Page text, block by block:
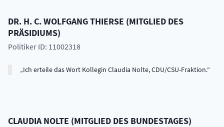
DR. H. C.WOLFGANGTHIERSE (MITGLIED DES
PRÄSIDIUMS)
Politiker ID: 11002318
Ich erteile das Wort Kollegin Claudia Nolte, CDU/CSU-Fraktion.
CLAUDIA NOLTE (MITGLIED DES BUNDESTAGES)